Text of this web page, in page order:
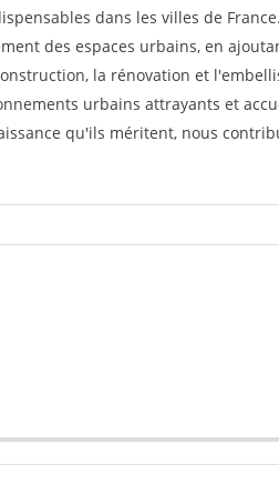
dans les villes de
des espaces urbains, en
la rénovation et
urbains attrayants et
qu'ils méritent, nous